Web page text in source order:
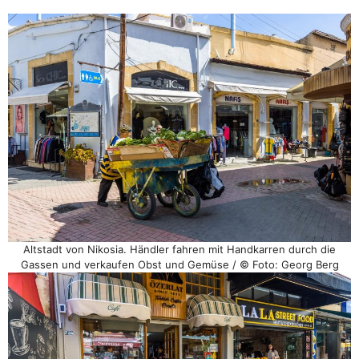
Altstadt von Nikosia. Händler fahren mit Handkarren durch die
Gassen und verkaufen Obst und Gemüse / © Foto: Georg Berg